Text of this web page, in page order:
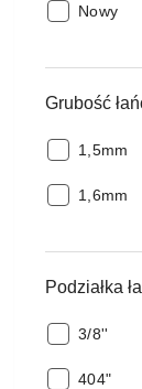
Stan:
Nowy
Grubość
Grubość
1,5mm
Grubość
1,6mm
Podziałka
Podziałka
3/8''
Podziałka
404"